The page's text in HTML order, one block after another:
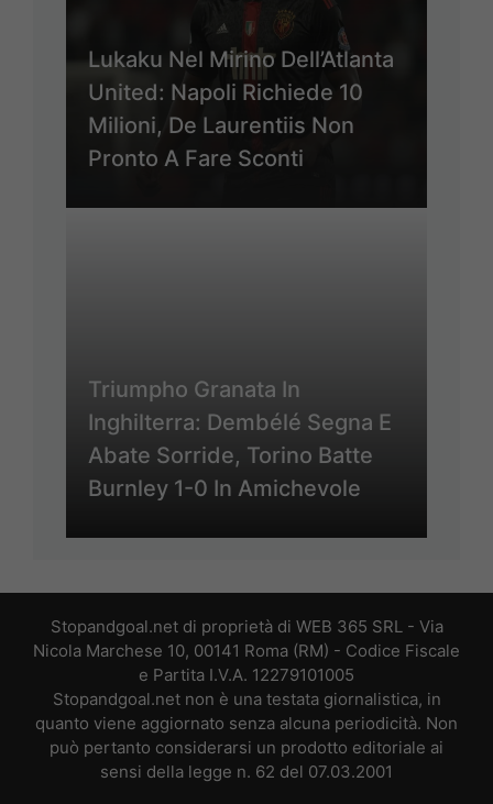
Lukaku Nel Mirino Dell’Atlanta
United: Napoli Richiede 10
Milioni, De Laurentiis Non
Pronto A Fare Sconti
Triumpho Granata In
Inghilterra: Dembélé Segna E
Abate Sorride, Torino Batte
Burnley 1-0 In Amichevole
Stopandgoal.net di proprietà di WEB 365 SRL - Via
Nicola Marchese 10, 00141 Roma (RM) - Codice Fiscale
e Partita I.V.A. 12279101005
Stopandgoal.net non è una testata giornalistica, in
quanto viene aggiornato senza alcuna periodicità. Non
può pertanto considerarsi un prodotto editoriale ai
sensi della legge n. 62 del 07.03.2001